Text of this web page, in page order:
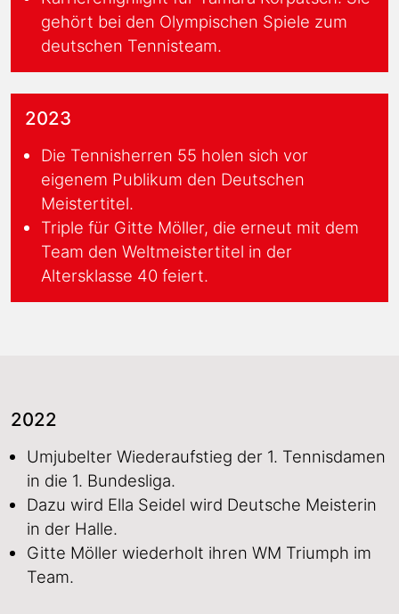
gehört bei den Olympischen Spiele zum
deutschen Tennisteam.
2023
Die Tennisherren 55 holen sich vor
eigenem Publikum den Deutschen
Meistertitel.
Triple für Gitte Möller, die erneut mit dem
Team den Weltmeistertitel in der
Altersklasse 40 feiert.
2022
Umjubelter Wiederaufstieg der 1. Tennisdamen
in die 1. Bundesliga.
Dazu wird Ella Seidel wird Deutsche Meisterin
in der Halle.
Gitte Möller wiederholt ihren WM Triumph im
Team.